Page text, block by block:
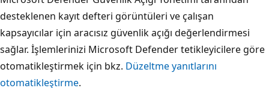
desteklenen kayıt defteri görüntüleri ve çalışan
kapsayıcılar için aracısız güvenlik açığı değerlendirmesi
sağlar. İşlemlerinizi Microsoft Defender tetikleyicilere göre
otomatikleştirmek için bkz. Düzeltme yanıtlarını
otomatikleştirme.